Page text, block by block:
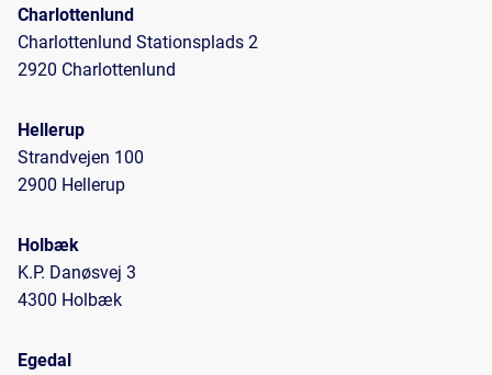
Charlottenlund
Charlottenlund Stationsplads 2
2920 Charlottenlund
Hellerup
Strandvejen 100
2900 Hellerup
Holbæk
K.P. Danøsvej 3
4300 Holbæk
Egedal